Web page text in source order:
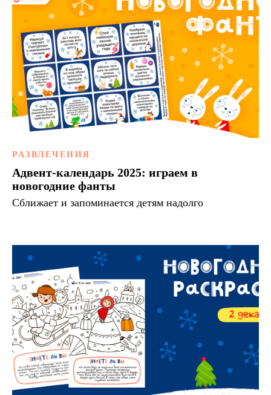
РАЗВЛЕЧЕНИЯ
Адвент-календарь 2025: играем в
новогодние фанты
Сближает и запоминается детям надолго